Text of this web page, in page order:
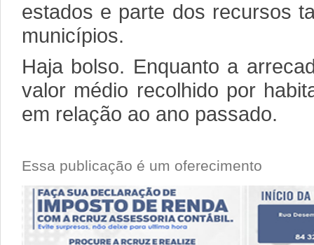
estados e parte dos recursos
municípios.
Haja bolso. Enquanto a
valor médio recolhido por
em relação ao ano passado.
Essa publicação é um oferecimento